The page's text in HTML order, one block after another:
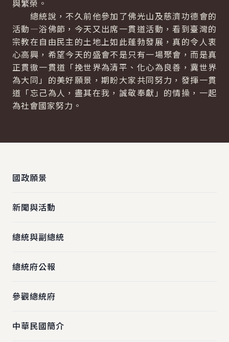
與繁榮。
總統說，不久前他參加了佛光山及慈濟功德會的
活動—浴佛節，今天又出席一貫道活動，看到臺灣的
宗教在自由民主的土地上如此蓬勃發展，真的令人衷
心高興，希望今天的盛會不是只有一場聚會，而是真
正貫徹一貫道「挽世界為清平、化心為良善，冀世界
為大同」的美好願景，期盼大家共同努力，發揮一貫
道「忘己為人，盡其在我，誠敬奉獻」的情操，一起
為社會國家努力。
國政願景
新聞與活動
總統與副總統
總統府公報
參觀總統府
中華民國簡介